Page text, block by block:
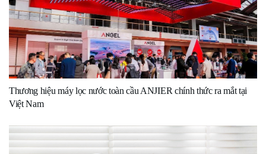
Thương hiệu máy lọc nước toàn cầu ANJIER chính thức ra mắt tại
Việt Nam